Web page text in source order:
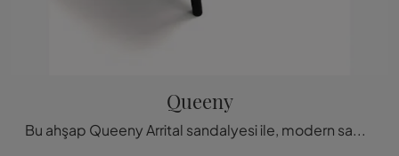
Queeny
Bu ahşap Queeny Arrital sandalyesi ile, modern sabit sandalyelerimizden biri olan bu ürünle alanlarınızı zenginleştirebilirsiniz.